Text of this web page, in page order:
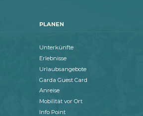
PLANEN
Unterkünfte
Erlebnisse
Urlaubsangebote
Garda Guest Card
Anreise
Mobilität vor Ort
Info Point